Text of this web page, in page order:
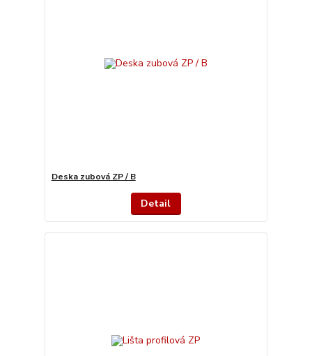
Deska zubová ZP / B
Detail